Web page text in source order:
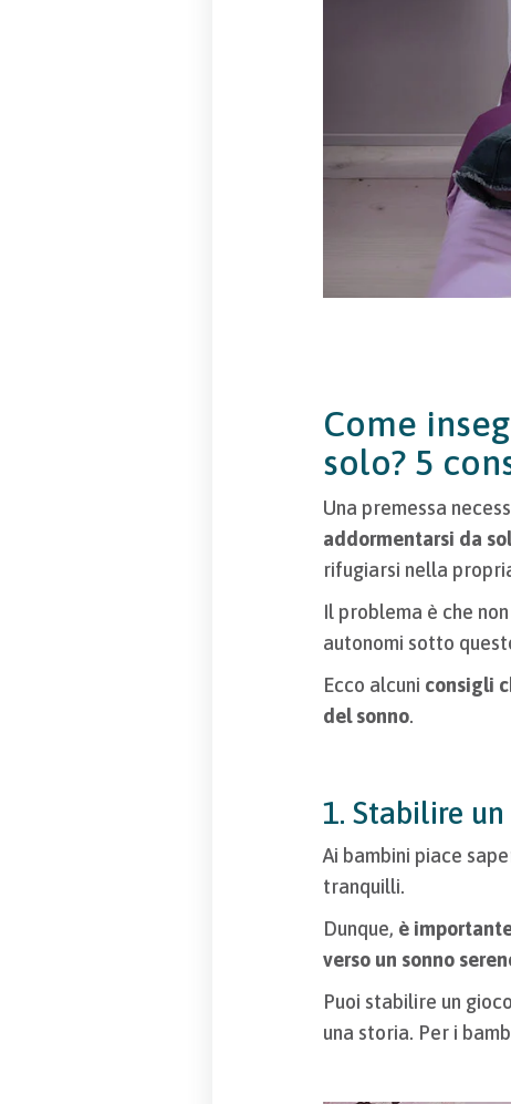
Come
solo? 5
Una premessa
addormentarsi da
rifugiarsi nella
Il problema è che
autonomi sotto
Ecco alcuni consigli
del sonno.
1. Stabilire
Ai bambini piace
tranquilli.
Dunque, è
verso un sonno
Puoi stabilire un
una storia. Per i